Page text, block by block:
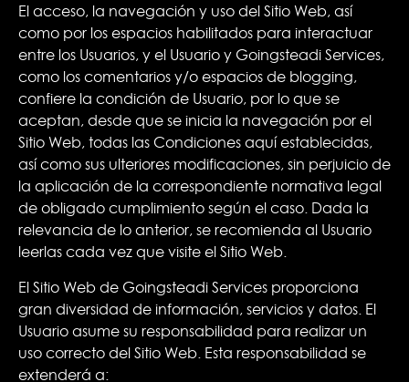
El acceso, la navegación y uso del Sitio Web, así
como por los espacios habilitados para interactuar
entre los Usuarios, y el Usuario y Goingsteadi Services,
como los comentarios y/o espacios de blogging,
confiere la condición de Usuario, por lo que se
aceptan, desde que se inicia la navegación por el
Sitio Web, todas las Condiciones aquí establecidas,
así como sus ulteriores modificaciones, sin perjuicio de
la aplicación de la correspondiente normativa legal
de obligado cumplimiento según el caso. Dada la
relevancia de lo anterior, se recomienda al Usuario
leerlas cada vez que visite el Sitio Web.
El Sitio Web de Goingsteadi Services proporciona
gran diversidad de información, servicios y datos. El
Usuario asume su responsabilidad para realizar un
uso correcto del Sitio Web. Esta responsabilidad se
extenderá a: